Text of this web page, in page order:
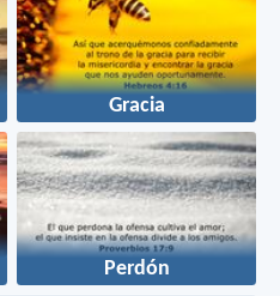
Gracia
Perdón